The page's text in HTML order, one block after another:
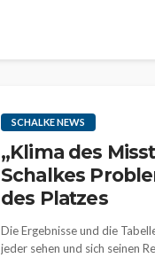
SCHALKE NEWS
„Klima des
Schalkes
des Platzes
Die Ergebnisse und die
jeder sehen und sich seinen